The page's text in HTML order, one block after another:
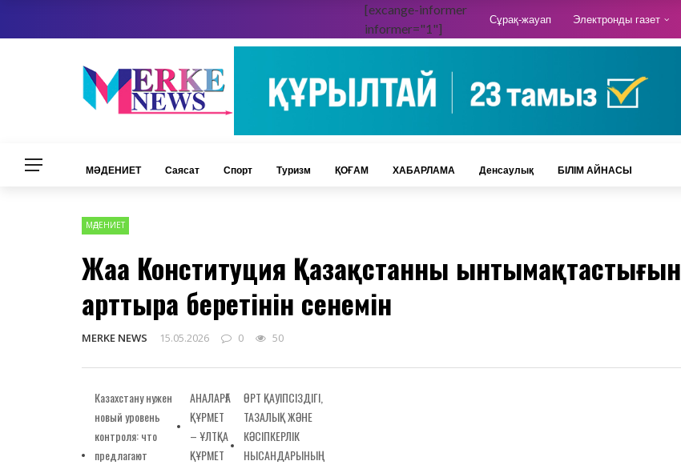
[excange-informer
informer="1"]
Сұрақ-жауап Электронды газет
МӘДЕНИЕТ Саясат Спорт Туризм ҚОҒАМ ХАБАРЛАМА Денсаулық БІЛІМ АЙНАСЫ
МӘДЕНИЕТ
Жаңа Конституция Қазақстанның ынтымақтастығын
арттыра беретінін сенемін
MERKE NEWS 15.05.2026 0 50
Казахстану нужен
новый уровень
контроля: что
предлагают
АНАЛАРҒА
ҚҰРМЕТ
– ҰЛТҚА
ҚҰРМЕТ
ӨРТ ҚАУІПСІЗДІГІ,
ТАЗАЛЫҚ ЖӘНЕ
КӘСІПКЕРЛІК
НЫСАНДАРЫНЫҢ